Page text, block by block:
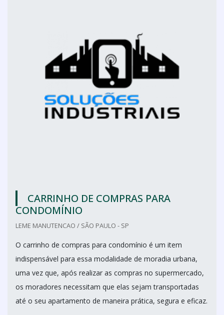
CARRINHO DE COMPRAS PARA
CONDOMÍNIO
LEME MANUTENCAO / SÃO PAULO - SP
O carrinho de compras para condomínio é um item
indispensável para essa modalidade de moradia urbana,
uma vez que, após realizar as compras no supermercado,
os moradores necessitam que elas sejam transportadas
até o seu apartamento de maneira prática, segura e eficaz.